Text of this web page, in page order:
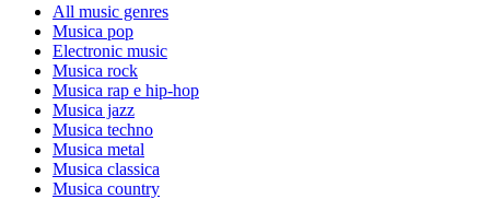
All music genres
Musica pop
Electronic music
Musica rock
Musica rap e hip-hop
Musica jazz
Musica techno
Musica metal
Musica classica
Musica country